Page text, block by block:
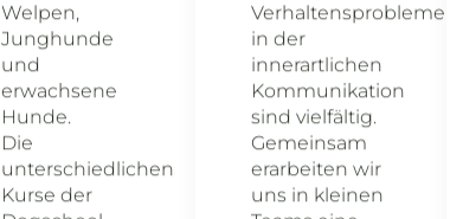
Welpen,
Junghunde
und
erwachsene
Hunde.
Die
unterschiedlichen
Kurse der
Verhaltensprobleme
in der
innerartlichen
Kommunikation
sind vielfältig.
Gemeinsam
erarbeiten wir
uns in kleinen